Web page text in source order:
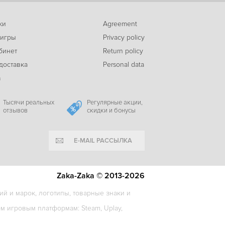
-31%
There Will Be No Turkey This Christmas
42c
Letters - a written adventure
63
-33%
Grapple Dog
Agreement
Privacy policy
Return policy
Personal data
Тысячи реальных
отзывов
Регулярные акции,
скидки и бонусы
E-MAIL РАССЫЛКА
и марок, логотипы, товарные знаки и
игровым платформам: Steam, Uplay,
Zaka-Zaka © 2013-2026